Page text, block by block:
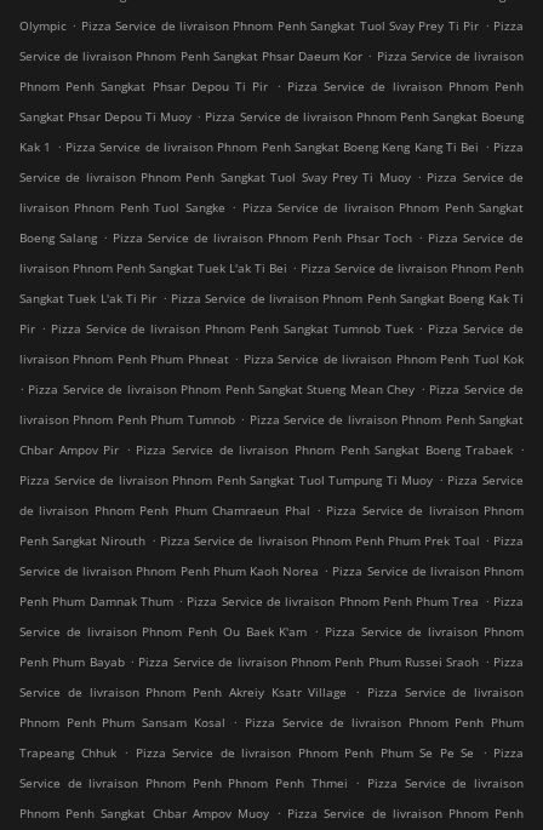
Olympic . Pizza Service de livraison Phnom Penh Sangkat Tuol Svay Prey Ti Pir . Pizza
Service de livraison Phnom Penh Sangkat Phsar Daeum Kor . Pizza Service de livraison
Phnom Penh Sangkat Phsar Depou Ti Pir
. Pizza Service de livraison Phnom Penh
Sangkat Phsar Depou Ti Muoy . Pizza Service de livraison Phnom Penh Sangkat Boeung
Kak 1
. Pizza Service de livraison Phnom Penh Sangkat Boeng Keng Kang Ti Bei . Pizza
Service de livraison Phnom Penh Sangkat Tuol Svay Prey Ti Muoy . Pizza Service de
livraison Phnom Penh Tuol Sangke . Pizza Service de livraison Phnom Penh Sangkat
Boeng Salang . Pizza Service de livraison Phnom Penh Phsar Toch . Pizza Service de
livraison Phnom Penh Sangkat Tuek L'ak Ti Bei . Pizza Service de livraison Phnom Penh
Sangkat Tuek L'ak Ti Pir . Pizza Service de livraison Phnom Penh Sangkat Boeng Kak Ti
Pir . Pizza Service de livraison Phnom Penh Sangkat Tumnob Tuek . Pizza Service de
livraison Phnom Penh Phum Phneat . Pizza Service de livraison Phnom Penh Tuol Kok
. Pizza Service de livraison Phnom Penh Sangkat Stueng Mean Chey . Pizza Service de
livraison Phnom Penh Phum Tumnob . Pizza Service de livraison Phnom Penh Sangkat
Chbar Ampov Pir . Pizza Service de livraison Phnom Penh Sangkat Boeng Trabaek .
Pizza Service de livraison Phnom Penh Sangkat Tuol Tumpung Ti Muoy . Pizza Service
de livraison Phnom Penh Phum Chamraeun Phal . Pizza Service de livraison Phnom
Penh Sangkat Nirouth . Pizza Service de livraison Phnom Penh Phum Prek Toal . Pizza
Service de livraison Phnom Penh Phum Kaoh Norea . Pizza Service de livraison Phnom
Penh Phum Damnak Thum . Pizza Service de livraison Phnom Penh Phum Trea . Pizza
Service de livraison Phnom Penh Ou Baek K'am . Pizza Service de livraison Phnom
Penh Phum Bayab . Pizza Service de livraison Phnom Penh Phum Russei Sraoh . Pizza
Service de livraison Phnom Penh Akreiy Ksatr Village
. Pizza Service de livraison
Phnom Penh Phum Sansam Kosal
. Pizza Service de livraison Phnom Penh Phum
Trapeang Chhuk
. Pizza Service de livraison Phnom Penh Phum Se Pe Se . Pizza
Service de livraison Phnom Penh Phnom Penh Thmei
. Pizza Service de livraison
Phnom Penh Sangkat Chbar Ampov Muoy . Pizza Service de livraison Phnom Penh